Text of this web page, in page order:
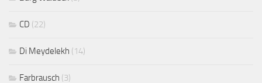
CD (22)
Di Meydelekh (14)
Farbrausch (3)